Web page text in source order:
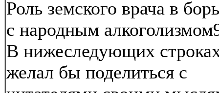
Роль земского врача в
с народным
В нижеследующих
желал бы поделиться с